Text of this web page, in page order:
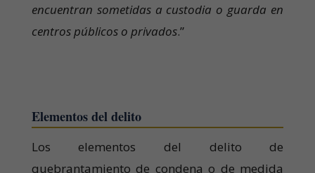
encuentran sometidas a custodia o guarda en
centros públicos o privados.”
Elementos del delito
Los elementos del delito de
quebrantamiento de condena o de medida